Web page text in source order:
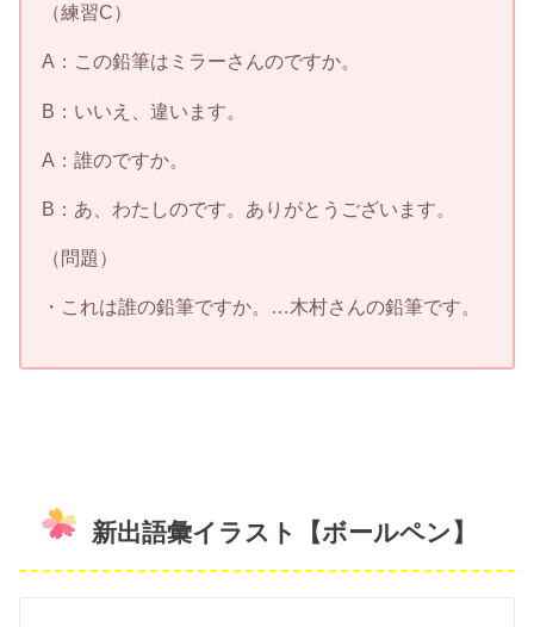
（練習C）
A：この鉛筆はミラーさんのですか。
B：いいえ、違います。
A：誰のですか。
B：あ、わたしのです。ありがとうございます。
（問題）
・これは誰の鉛筆ですか。…木村さんの鉛筆です。
新出語彙イラスト【ボールペン】